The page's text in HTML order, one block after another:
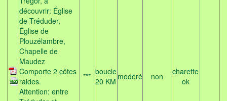
découvrir: Église
de Tréduder,
Église de
Plouzélambre,
Chapelle de
Maudez
Comporte 2 côtes
raides.
Attention: entre
*** boucle
20 KM modéré non
charette
ok